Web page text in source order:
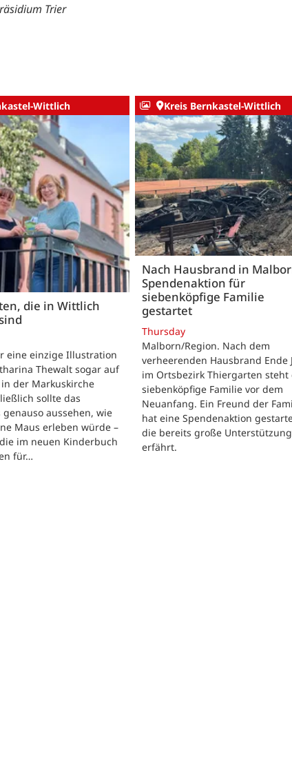
Trier
Wittlich
die in Wittlich
eine einzige Illustration
Thewalt sogar auf
der Markuskirche
sollte das
genauso aussehen, wie
Maus erleben würde –
im neuen Kinderbuch
für…
Kreis Bernkastel-Wittlich
Nach Hausbrand in
Spendenaktion für
siebenköpfige Familie
gestartet
Thursday
Malborn/Region. Nach dem
verheerenden Hausbrand Ende
im Ortsbezirk Thiergarten steht
siebenköpfige Familie vor dem
Neuanfang. Ein Freund der
hat eine Spendenaktion
die bereits große Unterstützung
erfährt.